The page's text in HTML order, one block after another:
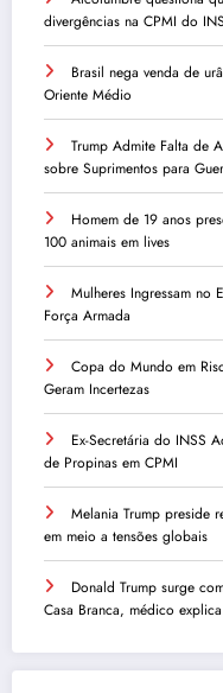
divergências na CPMI do
Brasil nega venda de
Oriente Médio
Trump Admite Falta de
sobre Suprimentos para
Homem de 19 anos
100 animais em lives
Mulheres Ingressam no
Força Armada
Copa do Mundo em
Geram Incertezas
Ex-Secretária do INSS
de Propinas em CPMI
Melania Trump preside
em meio a tensões globais
Donald Trump surge
Casa Branca, médico